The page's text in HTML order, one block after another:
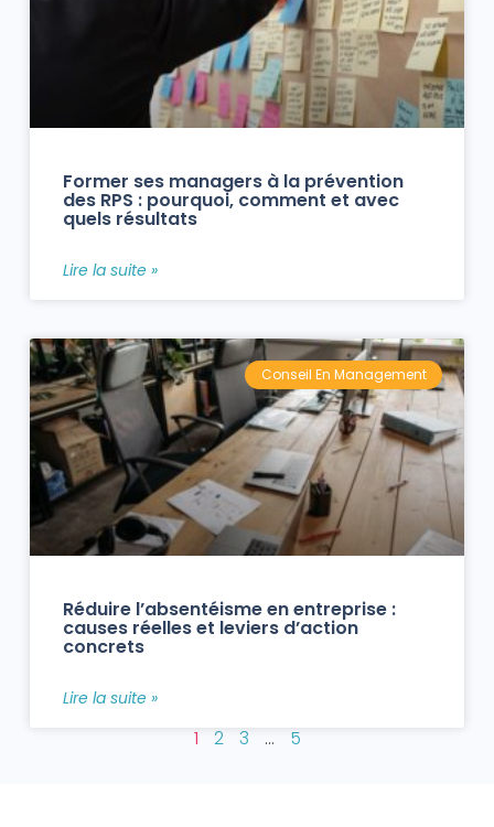
Former ses managers à la prévention
des RPS : pourquoi, comment et avec
quels résultats
Lire la suite »
Conseil En Management
Réduire l’absentéisme en entreprise :
causes réelles et leviers d’action
concrets
Lire la suite »
1 2 3 … 5